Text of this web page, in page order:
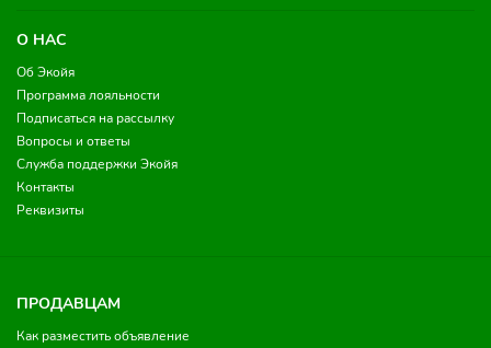
О НАС
Об Экойя
Программа лояльности
Подписаться на рассылку
Вопросы и ответы
Служба поддержки Экойя
Контакты
Реквизиты
ПРОДАВЦАМ
Как разместить объявление